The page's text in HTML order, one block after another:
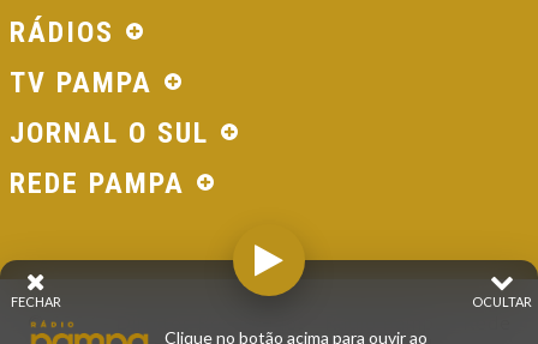
RÁDIOS
TV PAMPA
JORNAL O SUL
REDE PAMPA
© 2026 - Direitos Reservados - Rádio Pampa - Rede
OCULTAR
FECHAR
Clique no botão acima para ouvir ao